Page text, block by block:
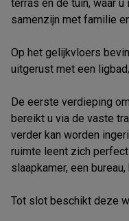
terras en de tuin, waar
samenzijn met familie
Op het gelijkvloers
uitgerust met een
De eerste verdieping
bereikt u via de vaste
verder kan worden
ruimte leent zich
slaapkamer, een
Tot slot beschikt deze